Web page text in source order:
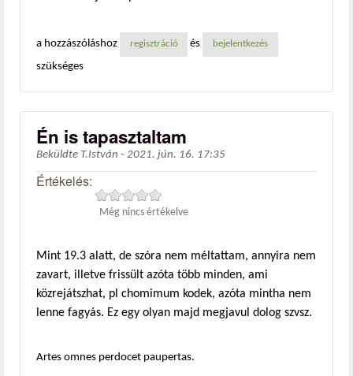
a hozzászóláshoz regisztráció és bejelentkezés
szükséges
Én is tapasztaltam
Beküldte T.István - 2021. jún. 16. 17:35
Értékelés:
Még nincs értékelve
Mint 19.3 alatt, de szóra nem méltattam, annyira nem
zavart, illetve frissült azóta több minden, ami
közrejátszhat, pl chomimum kodek, azóta mintha nem
lenne fagyás. Ez egy olyan majd megjavul dolog szvsz.
Artes omnes perdocet paupertas.